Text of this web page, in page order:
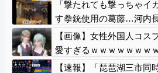
「撃たれても撃っちゃイ
す拳銃使用の葛藤…河内
起きた？！
【画像】女性外国人コス
愛すぎるｗｗｗｗｗｗｗ
082945】
【速報】「琵琶湖三市同